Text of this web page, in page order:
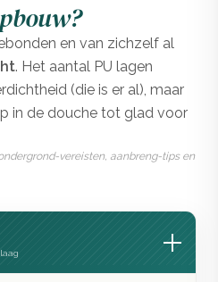
aan met een spaan.
drogen.
look, of expressief voor
licht benevelen met
met korrel 80. Voor antislip
en keuken langer voor een
en van zichzelf al
. Het aantal PU lagen
(die is er al), maar
in de douche tot glad voor
vereisten, aanbreng-tips en